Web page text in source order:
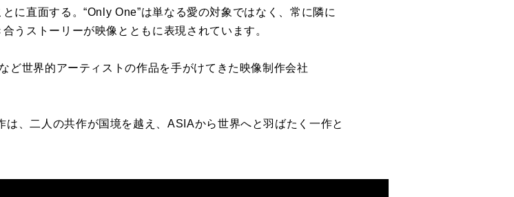
に直面する。“Only One”は単なる愛の対象 ではなく、常 に 隣に
合うストーリーが映像ととも に表現されています。
など世界的アーティストの作品を手がけてきた映像制作会社
は、二人の共作が国境を越え、ASIAから世界へと羽ばたく一作と